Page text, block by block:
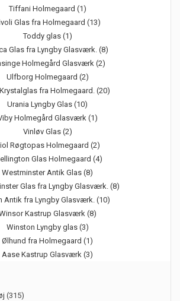
Tiffani Holmegaard (1)
Glas fra Holmegaard (13)
Toddy glas (1)
Glas fra Lyngby Glasværk. (8)
Holmegård Glasværk (2)
Ulfborg Holmegaard (2)
fra Holmegaard. (20)
Urania Lyngby Glas (10)
Holmegård Glasværk (1)
Vinløv Glas (2)
Røgtopas Holmegaard (2)
Glas Holmegaard (4)
Westminster Antik Glas (8)
Glas fra Lyngby Glasværk. (8)
Antik fra Lyngby Glasværk. (10)
Kastrup Glasværk (8)
Winston Lyngby glas (3)
Ølhund fra Holmegaard (1)
Aase Kastrup Glasværk (3)
(315)